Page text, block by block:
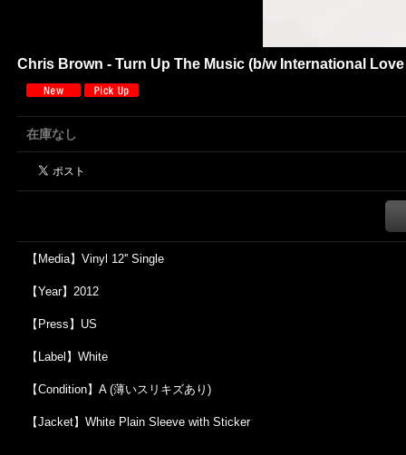
Chris Brown - Turn Up The Music (b/w International
在庫なし
【Media】Vinyl 12'' Single
【Year】2012
【Press】US
【Label】White
【Condition】A (薄いスリキズあり)
【Jacket】White Plain Sleeve with Sticker